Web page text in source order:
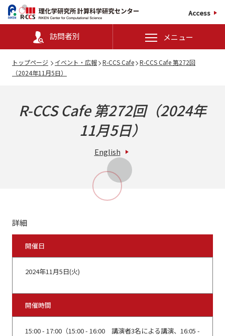
Access
訪問者別 メニュー
トップページ イベント・広報 R-CCS Cafe
R-CCS Cafe 第272回
（2024年11月5日）
R-CCS Cafe 第272回（2024年
11月5日）
English
詳細
開催日
2024年11月5日(火)
開催時間
15:00 - 17:00（15:00 - 16:00 講演者3名による講演、16:05 -